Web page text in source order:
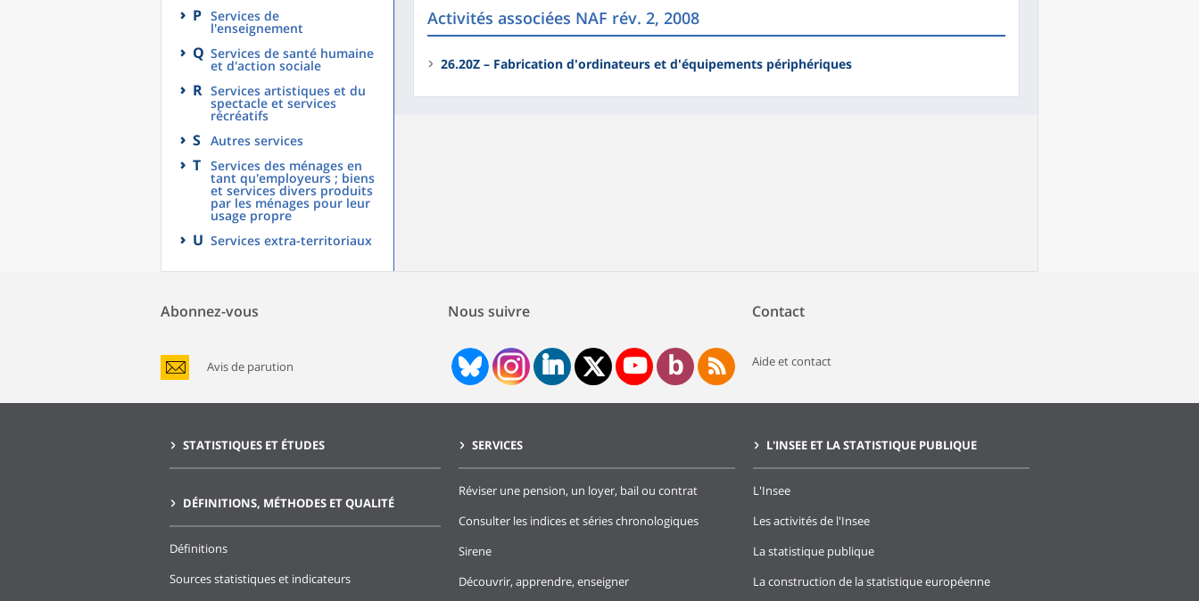
P Services de
l'enseignement
Q Services de santé humaine
et d'action sociale
R Services artistiques et du
spectacle et services
récréatifs
S Autres services
T Services des ménages en
tant qu'employeurs ; biens
et services divers produits
par les ménages pour leur
usage propre
U Services extra-territoriaux
Activités associées NAF rév. 2, 2008
26.20Z – Fabrication d'ordinateurs et d'équipements périphériques
Abonnez-vous
Avis de parution
Nous suivre Contact
Aide et contact
STATISTIQUES ET ÉTUDES
DÉFINITIONS, MÉTHODES ET QUALITÉ
Définitions
Sources statistiques et indicateurs
SERVICES
Réviser une pension, un loyer, bail ou contrat
Consulter les indices et séries chronologiques
Sirene
Découvrir, apprendre, enseigner
L'INSEE ET LA STATISTIQUE PUBLIQUE
L'Insee
Les activités de l'Insee
La statistique publique
La construction de la statistique européenne